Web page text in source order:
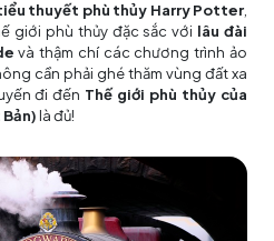
thuyết phù thủy Harry Potter
giới phù thủy đặc sắc với lâu đài
và thậm chí các chương trình ảo
cần phải ghé thăm vùng đất xa
đi đến Thế giới phù thủy của
là đủ!